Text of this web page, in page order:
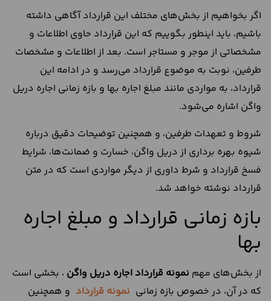
اگر بخواهیم از بخش‌های مختلف این قرارداد آگاهی داشته
باشیم، باید اینطور بگوییم که این قرارداد حاوی اطلاعات و
مشخصاتی از موجر و مستاجر است. بعد از اطلاعات و مشخصات
طرفین، نوبت به موضوع قرارداد می‌رسد و در ادامه این
قرارداد، به مواردی مانند مبلغ اجاره بها و بازه زمانی اجاره دریل
واگن اشاره می‌شود.
شروط و تعهدات طرفین، و همچنین توضیحات دقیق درباره
شیوه بهره برداری از دریل واگن، خسارت و ضمانت‌ها، شرایط
فسخ قرارداد و شرط داوری از دیگر مواردی است که در متن
قرارداد نوشته خواهد شد.
بازه زمانی قرارداد و مبلغ اجاره
بها
از بخش‌های مهم نمونه قرارداد اجاره دریل واگن ، بخشی است
که در آن، در خصوص بازه زمانی نمونه قرارداد و همچنین